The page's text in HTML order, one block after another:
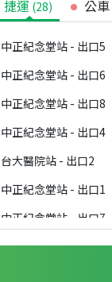
捷運 (28) 公車
中正紀念堂站 - 出口5
中正紀念堂站 - 出口6
中正紀念堂站 - 出口8
中正紀念堂站 - 出口4
台大醫院站 - 出口2
中正紀念堂站 - 出口1
中正紀念堂站 - 出口7
台大醫院站 - 出口1